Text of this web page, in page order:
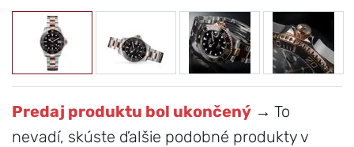
Predaj produktu bol ukončený → To
nevadí, skúste ďalšie podobné produkty v